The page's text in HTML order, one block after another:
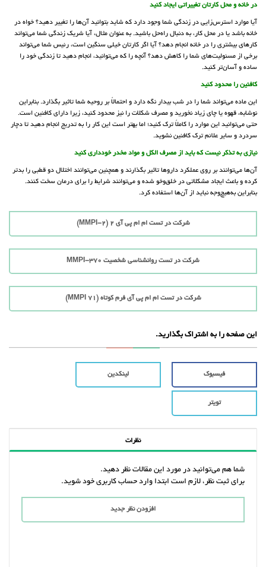
در خانه و محل کارتان تغییراتی ایجاد کنید
آیا موارد استرس‌زایی در زندگی شما وجود دارد که شاید بتوانید آن‌ها را تغییر دهید؟ خواه در
خانه باشد یا در محل کار، به دنبال راه‌حل باشید. به عنوان مثال، آیا شریک زندگی شما می‌تواند
کارهای بیشتری را در خانه انجام دهد؟ آیا اگر کارتان خیلی سنگین است، رئیس شما می‌تواند
برخی از مسئولیت‌های شما را کاهش دهد؟ آنچه را که می‌توانید، انجام دهید تا زندگی خود را
ساده و آسان‌تر کنید.
کافئین را محدود کنید
این ماده می‌تواند شما را در شب بیدار نگه دارد و احتمالاً بر روحیه شما تاثیر بگذارد. بنابراین
نوشابه، قهوه یا چای زیاد نخورید و مصرف شکلات را نیز محدود کنید، زیرا دارای کافئین است.
حتی می‌توانید این موارد را کاملاً ترک کنید؛ اما بهتر است این کار را به تدریج انجام دهید تا دچار
سردرد و سایر علائم ترک کافئین نشوید.
نیازی به تذکر نیست که باید از مصرف الکل و مواد مخدر خودداری کنید
آن‌ها می‌توانند بر روی عملکرد داروها تاثیر بگذارند و همچنین می‌توانند اختلال دو قطبی را بدتر
کرده و باعث ایجاد مشکلاتی در خلق‌وخو شده و می‌توانند شرایط را برای درمان سخت کنند.
بنابراین به‌هیچ‌وجه نباید از آن‌ها استفاده کرد.
شرکت در تست ام ام پی آی 2 (MMPI-2)
شرکت در تست روانشناسی شخصیت MMPI-370
شرکت در تست ام ام پی آی فرم کوتاه (71 MMPI)
این صفحه را به اشتراک بگذارید.
فیسبوک لینکدین
تویتر
نظرات
شما هم می‌توانید در مورد این مقالات نظر دهید.
برای ثبت نظر، لازم است ابتدا وارد حساب کاربری خود شوید.
افزودن نظر جدید